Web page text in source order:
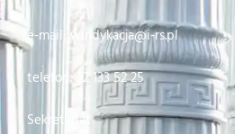
e-mail: windykacja@i-rs.pl
telefon: 22 133 52 25
Sekretariat